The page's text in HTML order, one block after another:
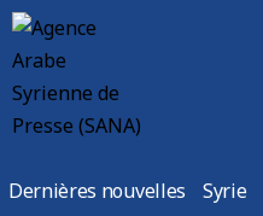
Dernières nouvelles Syrie